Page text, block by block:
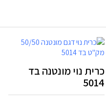
כרית נוי מונטנה בד
5014